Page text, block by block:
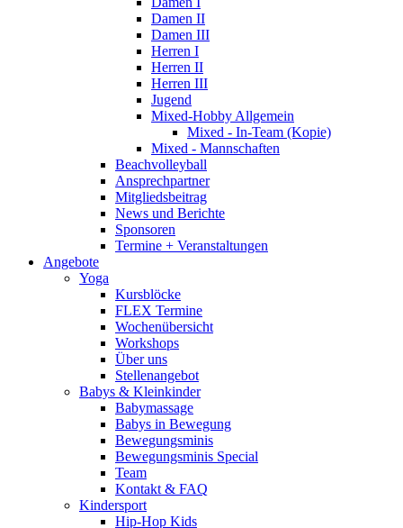
Damen II
Damen III
Herren I
Herren II
Herren III
Jugend
Mixed-Hobby Allgemein
Mixed - In-Team (Kopie)
Mixed - Mannschaften
Beachvolleyball
Ansprechpartner
Mitgliedsbeitrag
News und Berichte
Sponsoren
Termine + Veranstaltungen
Angebote
Yoga
Kursblöcke
FLEX Termine
Wochenübersicht
Workshops
Über uns
Stellenangebot
Babys & Kleinkinder
Babymassage
Babys in Bewegung
Bewegungsminis
Bewegungsminis Special
Team
Kontakt & FAQ
Kindersport
Hip-Hop Kids